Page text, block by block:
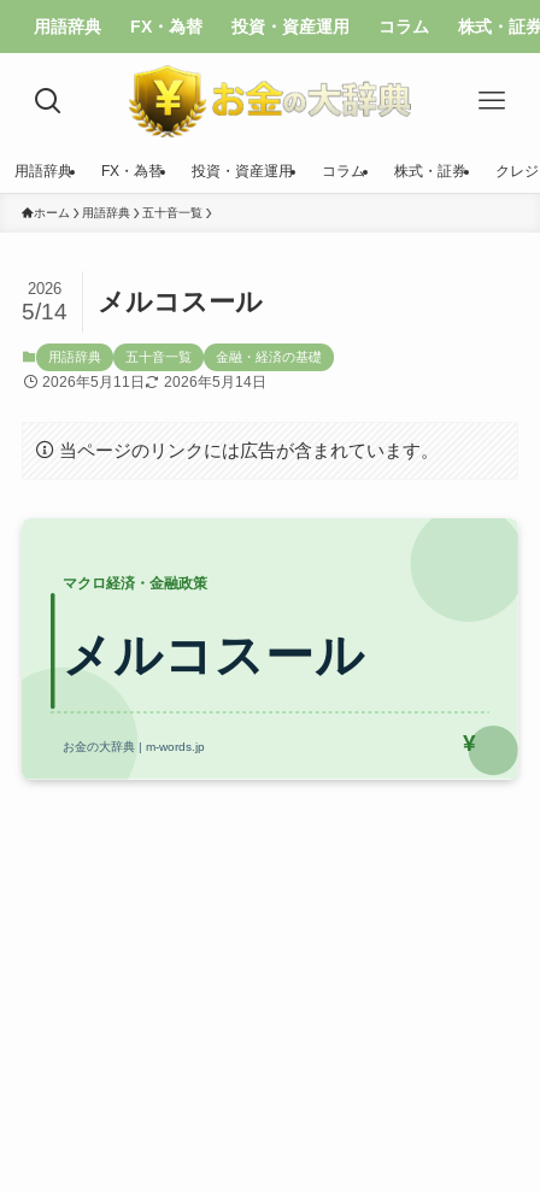
用語辞典 FX・為替 投資・資産運用 コラム 株式・証
用語辞典 FX・為替 投資・資産運用 コラム 株式・証券 クレ
ホーム 用語辞典 五十音一覧
メルコスール
2026
5/14
用語辞典 五十音一覧 金融・経済の基礎
2026年5月11日 2026年5月14日
当ページのリンクには広告が含まれています。